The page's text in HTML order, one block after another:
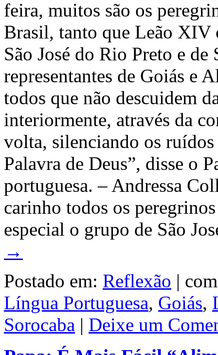
feira, muitos são os
Brasil, tanto que Leão XIV
São José do Rio Preto e
representantes de Goiás e
todos que não descuidem
interiormente, através da
volta, silenciando os
Palavra de Deus”, disse o
portuguesa. – Andressa
carinho todos os
especial o grupo de São
→
Postado em: Reflexão |
Língua Portuguesa, Goiás,
Sorocaba | Deixe um